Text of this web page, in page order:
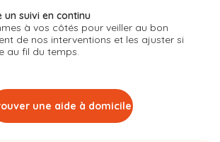
un suivi en continu
à vos côtés pour veiller au bon
de nos interventions et les ajuster si
au fil du temps.
une aide à domicile